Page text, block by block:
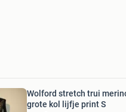
Wolford stretch trui
grote kol lijfje print S